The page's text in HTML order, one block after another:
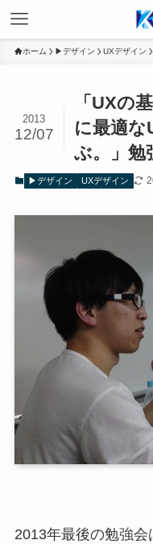
ホーム ▶デザイン UXデザイン
「UXの
に最適な
ぶ。」勉
2013
12/07
▶デザイン UXデザイン
2013年最後の勉強会